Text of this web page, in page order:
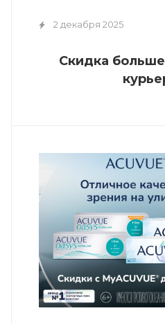
2 декабря 2025
Скидка